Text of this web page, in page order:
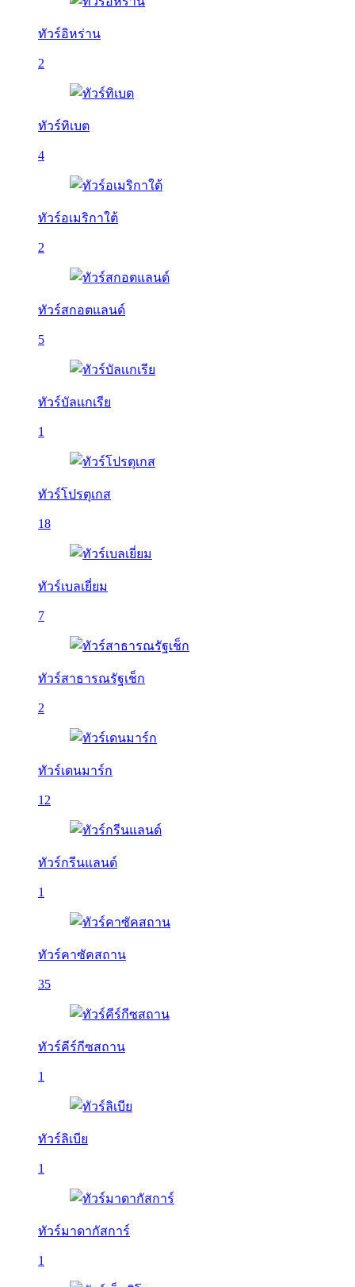
ทัวร์อิหร่าน
2
ทัวร์ทิเบต
4
ทัวร์อเมริกาใต้
2
ทัวร์สกอตแลนด์
5
ทัวร์บัลเเกเรีย
1
ทัวร์โปรตุเกส
18
ทัวร์เบลเยี่ยม
7
ทัวร์สาธารณรัฐเช็ก
2
ทัวร์เดนมาร์ก
12
ทัวร์กรีนแลนด์
1
ทัวร์คาซัคสถาน
35
ทัวร์คีร์กีซสถาน
1
ทัวร์ลิเบีย
1
ทัวร์มาดากัสการ์
1